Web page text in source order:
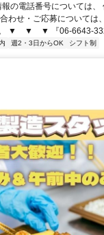
の電話番号については、
わせ・ご応募については
。 ▼ ▼ ▼ 『06-6643-
週2・3日からOK シフト制